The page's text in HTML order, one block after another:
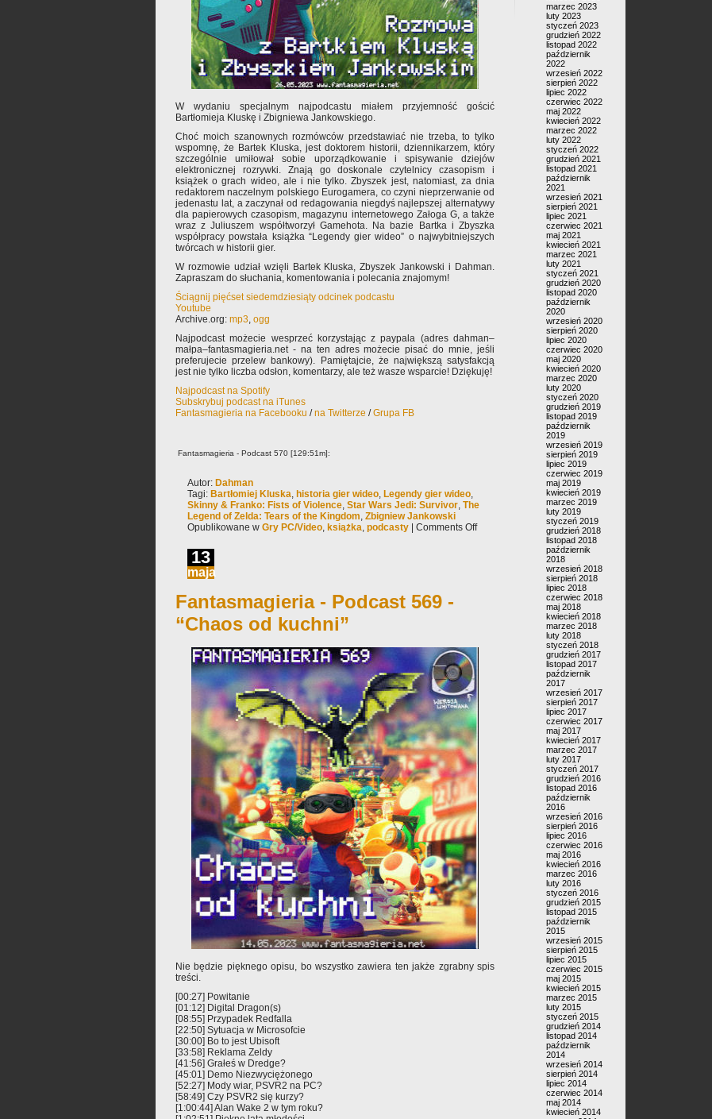
W wydaniu specjalnym najpodcastu miałem przyjemność gościć
Bartłomieja Kluskę i Zbigniewa Jankowskiego.
Choć moich szanownych rozmówców przedstawiać nie trzeba, to tylko
wspomnę, że Bartek Kluska, jest doktorem historii, dziennikarzem, który
szczególnie umiłował sobie uporządkowanie i spisywanie dziejów
elektronicznej rozrywki. Znają go doskonale czytelnicy czasopism i
książek o grach wideo, ale i nie tylko. Zbyszek jest, natomiast, za dnia
redaktorem naczelnym polskiego Eurogamera, co czyni nieprzerwanie od
jedenastu lat, a zaczynał od redagowania niegdyś najlepszej alternatywy
dla papierowych czasopism, magazynu internetowego Załoga G, a także
wraz z Juliuszem współtworzył Gamehota. Na bazie Bartka i Zbyszka
współpracy powstała książka “Legendy gier wideo” o najwybitniejszych
twórcach w historii gier.
W rozmowie udział wzięli Bartek Kluska, Zbyszek Jankowski i Dahman.
Zapraszam do słuchania, komentowania i polecania znajomym!
Ściągnij pięćset siedemdziesiąty odcinek podcastu
Youtube
Archive.org: mp3, ogg
Najpodcast możecie wesprzeć korzystając z paypala (adres dahman–
małpa–fantasmagieria.net - na ten adres możecie pisać do mnie, jeśli
preferujecie przelew bankowy). Pamiętajcie, że największą satysfakcją
jest nie tylko liczba odsłon, komentarzy, ale też wasze wsparcie! Dziękuję!
Najpodcast na Spotify
Subskrybuj podcast na iTunes
Fantasmagieria na Facebooku /na Twitterze /Grupa FB
Fantasmagieria - Podcast 570 [129:51m]:
Autor: Dahman
Tagi: Bartłomiej Kluska, historia gier wideo, Legendy gier wideo,
Skinny & Franko: Fists of Violence, Star Wars Jedi: Survivor, The
Legend of Zelda: Tears of the Kingdom, Zbigniew Jankowski
Opublikowane w Gry PC/Video, książka, podcasty Comments Off
13
maja
Fantasmagieria - Podcast 569 -
“Chaos od kuchni”
Nie będzie pięknego opisu, bo wszystko zawiera ten jakże zgrabny spis
treści.
[00:27] Powitanie
[01:12] Digital Dragon(s)
[08:55] Przypadek Redfalla
[22:50] Sytuacja w Microsofcie
[30:00] Bo to jest Ubisoft
[33:58] Reklama Zeldy
[41:56] Grałeś w Dredge?
[45:01] Demo Niezwyciężonego
[52:27] Mody wiar, PSVR2 na PC?
[58:49] Czy PSVR2 się kurzy?
[1:00:44] Alan Wake 2 w tym roku?
marzec 2023
luty 2023
styczeń 2023
grudzień 2022
listopad 2022
październik
2022
wrzesień 2022
sierpień 2022
lipiec 2022
czerwiec 2022
maj 2022
kwiecień 2022
marzec 2022
luty 2022
styczeń 2022
grudzień 2021
listopad 2021
październik
2021
wrzesień 2021
sierpień 2021
lipiec 2021
czerwiec 2021
maj 2021
kwiecień 2021
marzec 2021
luty 2021
styczeń 2021
grudzień 2020
listopad 2020
październik
2020
wrzesień 2020
sierpień 2020
lipiec 2020
czerwiec 2020
maj 2020
kwiecień 2020
marzec 2020
luty 2020
styczeń 2020
grudzień 2019
listopad 2019
październik
2019
wrzesień 2019
sierpień 2019
lipiec 2019
czerwiec 2019
maj 2019
kwiecień 2019
marzec 2019
luty 2019
styczeń 2019
grudzień 2018
listopad 2018
październik
2018
wrzesień 2018
sierpień 2018
lipiec 2018
czerwiec 2018
maj 2018
kwiecień 2018
marzec 2018
luty 2018
styczeń 2018
grudzień 2017
listopad 2017
październik
2017
wrzesień 2017
sierpień 2017
lipiec 2017
czerwiec 2017
maj 2017
kwiecień 2017
marzec 2017
luty 2017
styczeń 2017
grudzień 2016
listopad 2016
październik
2016
wrzesień 2016
sierpień 2016
lipiec 2016
czerwiec 2016
maj 2016
kwiecień 2016
marzec 2016
luty 2016
styczeń 2016
grudzień 2015
listopad 2015
październik
2015
wrzesień 2015
sierpień 2015
lipiec 2015
czerwiec 2015
maj 2015
kwiecień 2015
marzec 2015
luty 2015
styczeń 2015
grudzień 2014
listopad 2014
październik
2014
wrzesień 2014
sierpień 2014
lipiec 2014
czerwiec 2014
maj 2014
kwiecień 2014